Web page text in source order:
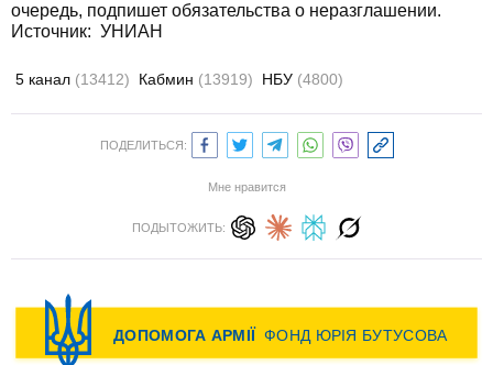
очередь, подпишет обязательства о неразглашении.
Источник: УНИАН
5 канал (13412) Кабмин (13919) НБУ (4800)
ПОДЕЛИТЬСЯ:
Мне нравится
ПОДЫТОЖИТЬ: